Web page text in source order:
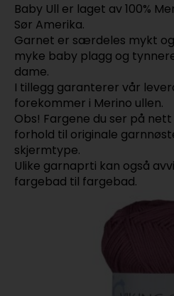
Baby Ull er laget av 100%
Sør Amerika.
Garnet er særdeles mykt
myke baby plagg og
dame.
I tillegg garanterer vår
forekommer i Merino ullen.
Obs! Fargene du ser på
forhold til originale
skjermtype.
Ulike garnaprti kan også
fargebad til fargebad.